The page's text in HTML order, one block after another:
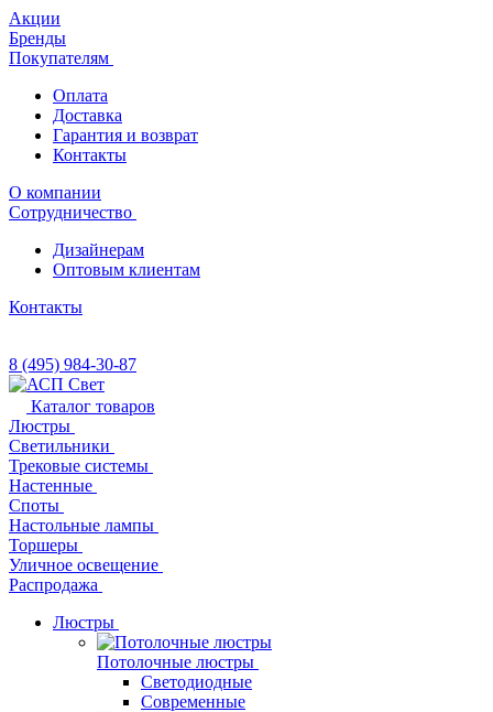
Акции
Бренды
Покупателям
Оплата
Доставка
Гарантия и возврат
Контакты
О компании
Сотрудничество
Дизайнерам
Оптовым клиентам
Контакты
8 (495) 984-30-87
Каталог товаров
Люстры
Светильники
Трековые системы
Настенные
Споты
Настольные лампы
Торшеры
Уличное освещение
Распродажа
Люстры
Потолочные люстры
Светодиодные
Современные